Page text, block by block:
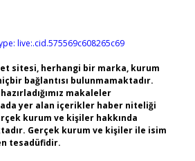
live:.cid.575569c608265c69
sitesi, herhangi bir marka, kurum
bağlantısı bulunmamaktadır.
makaleler
yer alan içerikler haber niteliği
kurum ve kişiler hakkında
Gerçek kurum ve kişiler ile isim
tesadüfidir.